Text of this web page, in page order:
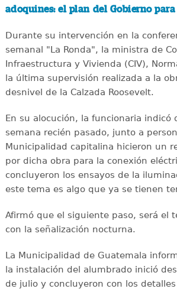
adoquines: el plan del Gobierno para
Durante su intervención en la
semanal "La Ronda", la ministra de
Infraestructura y Vivienda (CIV),
la última supervisión realizada a la
desnivel de la Calzada Roosevelt.
En su alocución, la funcionaria indicó
semana recién pasado, junto a
Municipalidad capitalina hicieron un
por dicha obra para la conexión
concluyeron los ensayos de la
este tema es algo que ya se tienen
Afirmó que el siguiente paso, será el
con la señalización nocturna.
La Municipalidad de Guatemala
la instalación del alumbrado inició
de julio y concluyeron con los